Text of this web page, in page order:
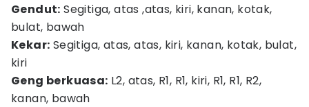
Gendut: Segitiga, atas ,atas, kiri, kanan, kotak,
bulat, bawah
Kekar: Segitiga, atas, atas, kiri, kanan, kotak, bulat,
kiri
Geng berkuasa: L2, atas, R1, R1, kiri, R1, R1, R2,
kanan, bawah